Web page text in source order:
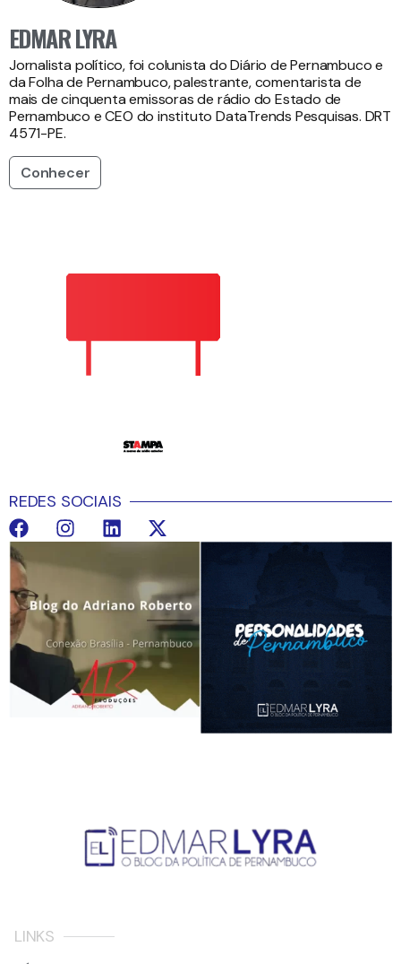
EDMAR LYRA
Jornalista político, foi colunista do Diário de Pernambuco e
da Folha de Pernambuco, palestrante, comentarista de
mais de cinquenta emissoras de rádio do Estado de
Pernambuco e CEO do instituto DataTrends Pesquisas. DRT
4571-PE.
Conhecer
REDES SOCIAIS
LINKS